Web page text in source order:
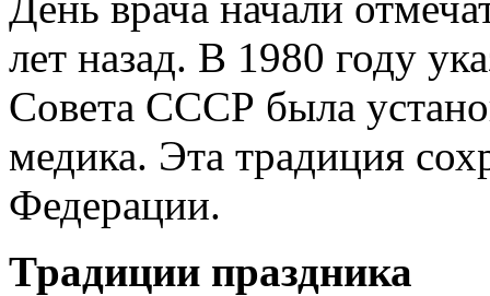
лет назад. В 1980 году
Совета СССР была
медика. Эта традиция
Федерации.
Традиции праздника